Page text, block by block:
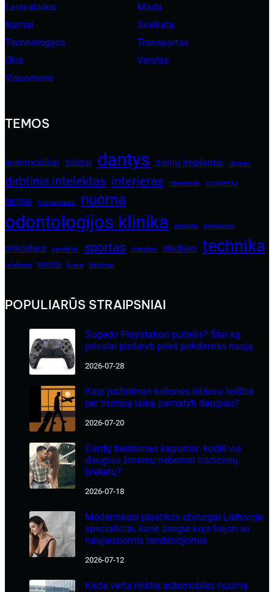
Laisvalaikis
Mada
Namai
Sveikata
Technologijos
Transportas
Ūkis
Verslas
Visuomenė
TEMOS
automobiliai baldai dantys dantų implantai darbas
dirbtinis intelektas interjeras internetas kosmetika
langai miegamasis nuoma
odontologijos klinika papildai paslaugos
rinkodara sandėliai sportas statybos studijos technika
telefonai vonia švara žaidimai
POPULIARŪS STRAIPSNIAI
Sugedo Playstation pultelis? Štai ką
privalai padaryti prieš pirkdamas naują
2026-07-28
Kaip pažintinės kelionės lėktuvu leidžia
per trumpą laiką pamatyti daugiau?
2026-07-20
Dantų tiesinimas kapomis: kodėl vis
daugiau žmonių nebenori tradicinių
breketų?
2026-07-18
Moderniausi plastikos chirurgai Lietuvoje:
specialistai, kurie žengia koja kojon su
naujausiomis tendencijomis
2026-07-12
Kada verta rinktis automobilio nuomą